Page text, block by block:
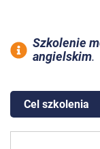
Szkolenie
angielskim.
Cel szkolenia